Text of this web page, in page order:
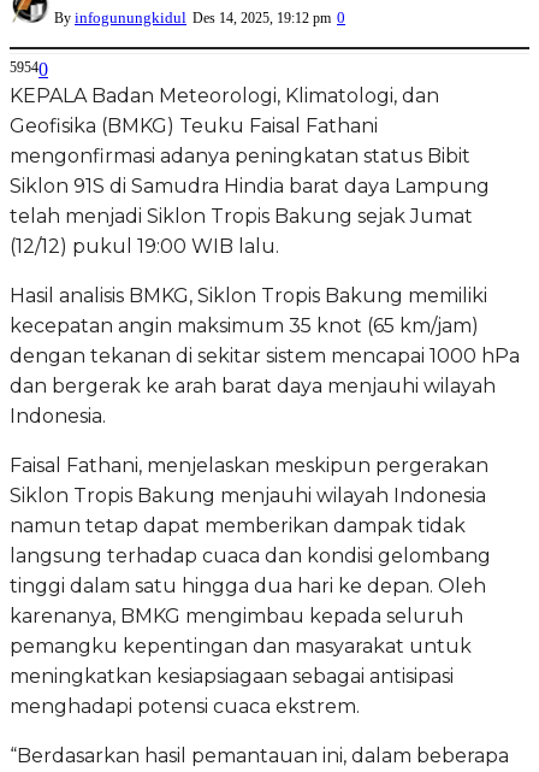
By infogunungkidul Des 14, 2025, 19:12 pm 0
59540
KEPALA Badan Meteorologi, Klimatologi, dan
Geofisika (BMKG) Teuku Faisal Fathani
mengonfirmasi adanya peningkatan status Bibit
Siklon 91S di Samudra Hindia barat daya Lampung
telah menjadi Siklon Tropis Bakung sejak Jumat
(12/12) pukul 19:00 WIB lalu.
Hasil analisis BMKG, Siklon Tropis Bakung memiliki
kecepatan angin maksimum 35 knot (65 km/jam)
dengan tekanan di sekitar sistem mencapai 1000 hPa
dan bergerak ke arah barat daya menjauhi wilayah
Indonesia.
Faisal Fathani, menjelaskan meskipun pergerakan
Siklon Tropis Bakung menjauhi wilayah Indonesia
namun tetap dapat memberikan dampak tidak
langsung terhadap cuaca dan kondisi gelombang
tinggi dalam satu hingga dua hari ke depan. Oleh
karenanya, BMKG mengimbau kepada seluruh
pemangku kepentingan dan masyarakat untuk
meningkatkan kesiapsiagaan sebagai antisipasi
menghadapi potensi cuaca ekstrem.
“Berdasarkan hasil pemantauan ini, dalam beberapa